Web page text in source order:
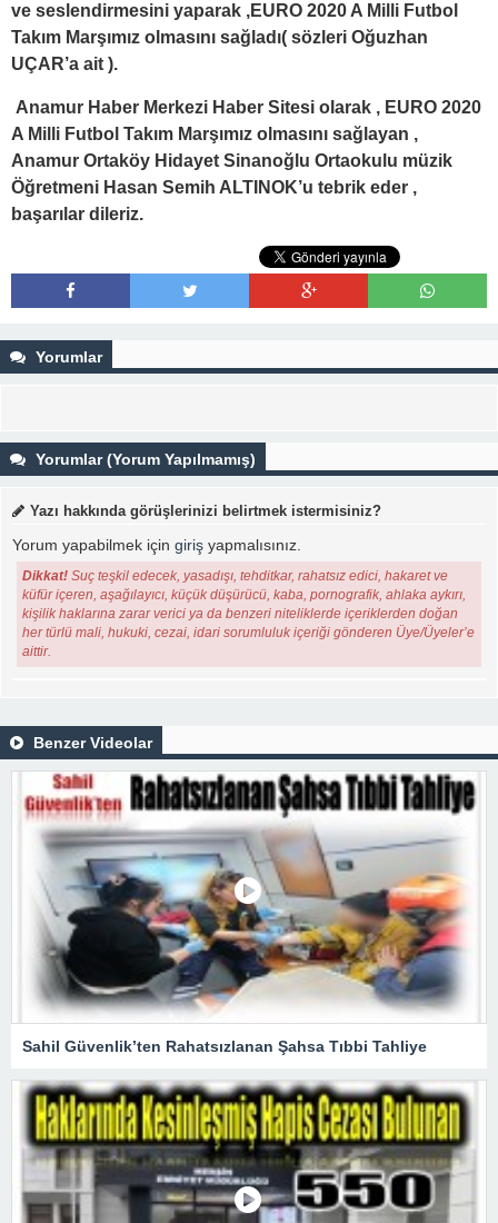
ve seslendirmesini yaparak ,EURO 2020 A Milli Futbol
Takım Marşımız olmasını sağladı( sözleri Oğuzhan
UÇAR’a ait ).
Anamur Haber Merkezi Haber Sitesi olarak , EURO 2020
A Milli Futbol Takım Marşımız olmasını sağlayan ,
Anamur Ortaköy Hidayet Sinanoğlu Ortaokulu müzik
Öğretmeni Hasan Semih ALTINOK’u tebrik eder ,
başarılar dileriz.
Yorumlar
Yorumlar (Yorum Yapılmamış)
Yazı hakkında görüşlerinizi belirtmek istermisiniz?
Yorum yapabilmek için giriş yapmalısınız.
Dikkat! Suç teşkil edecek, yasadışı, tehditkar, rahatsız edici, hakaret ve
küfür içeren, aşağılayıcı, küçük düşürücü, kaba, pornografik, ahlaka aykırı,
kişilik haklarına zarar verici ya da benzeri niteliklerde içeriklerden doğan
her türlü mali, hukuki, cezai, idari sorumluluk içeriği gönderen Üye/Üyeler’e
aittir.
Benzer Videolar
Sahil Güvenlik’ten Rahatsızlanan Şahsa Tıbbi Tahliye